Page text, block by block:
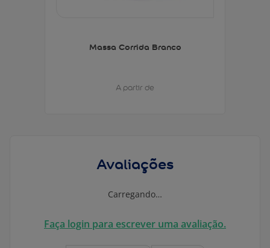
Massa Corrida Branco
A partir de
Avaliações
Carregando…
Faça login para escrever uma avaliação.